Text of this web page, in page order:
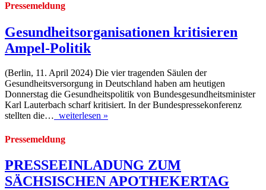
Pressemeldung
Gesundheitsorganisationen kritisieren
Ampel-Politik
(Berlin, 11. April 2024) Die vier tragenden Säulen der
Gesundheitsversorgung in Deutschland haben am heutigen
Donnerstag die Gesundheitspolitik von Bundesgesundheitsminister
Karl Lauterbach scharf kritisiert. In der Bundespressekonferenz
stellten die… weiterlesen »
Pressemeldung
PRESSEEINLADUNG ZUM
SÄCHSISCHEN APOTHEKERTAG